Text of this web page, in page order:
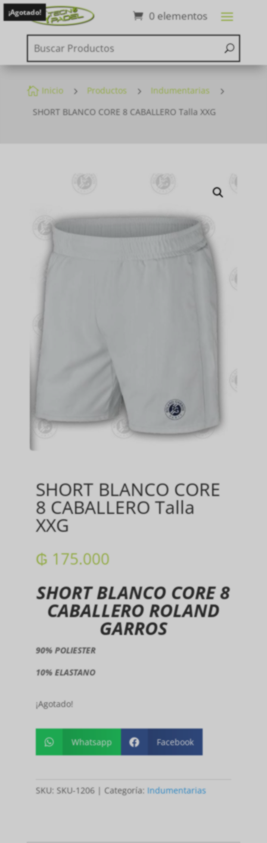
0 elementos
¡Agotado!
 Inicio 5 Productos 5 Indumentarias 5
SHORT BLANCO CORE 8 CABALLERO Talla XXG
SHORT BLANCO CORE
8 CABALLERO Talla
XXG
₲ 175.000
SHORT BLANCO CORE 8
CABALLERO ROLAND
GARROS
90% POLIESTER
10% ELASTANO
¡Agotado!
 Whatsapp  Facebook
SKU: SKU-1206 Categoría: Indumentarias